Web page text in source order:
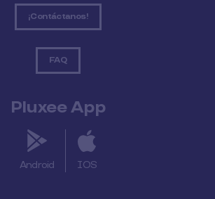
¡Contáctanos!
FAQ
Pluxee App
Android IOS